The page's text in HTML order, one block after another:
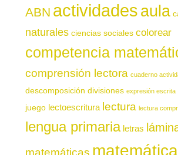
ABN actividadesaula
naturales ciencias sociales colorear
competencia
comprensión lectora cuaderno
descomposición divisiones expresión escrita
juego lectoescritura lectura lectura
lengua primaria letras
matemáticas